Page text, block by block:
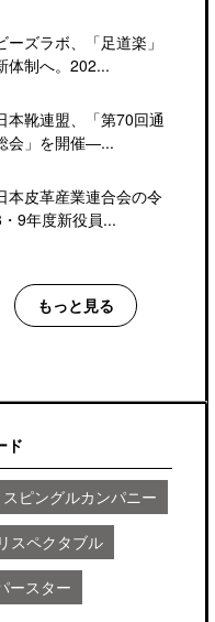
ーズラボ、「足道楽」
体制へ。202...
本靴連盟、「第70回通
会」を開催―...
本皮革産業連合会の令
9年度新役員...
もっと見る
ド
スピングルカンパニー
リスペクタブル
ースター